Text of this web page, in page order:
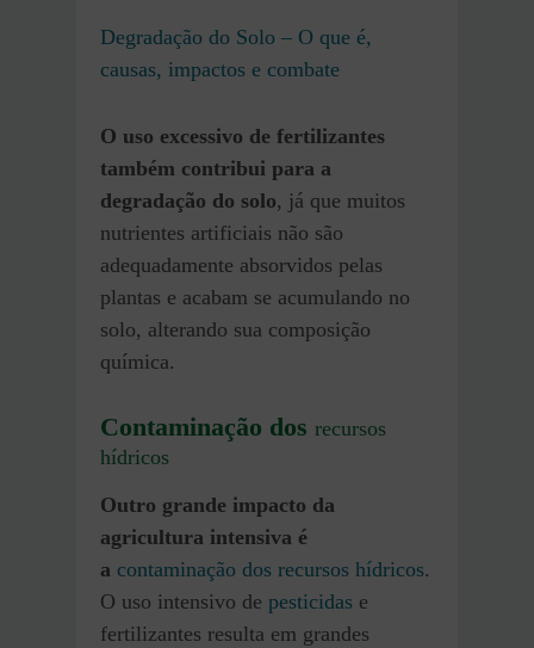
Degradação do Solo – O que é,
causas, impactos e combate
O uso excessivo de fertilizantes
também contribui para a
degradação do solo, já que muitos
nutrientes artificiais não são
adequadamente absorvidos pelas
plantas e acabam se acumulando no
solo, alterando sua composição
química.
Contaminação dos recursos
hídricos
Outro grande impacto da
agricultura intensiva é
a contaminação dos recursos hídricos.
O uso intensivo de pesticidas e
fertilizantes resulta em grandes